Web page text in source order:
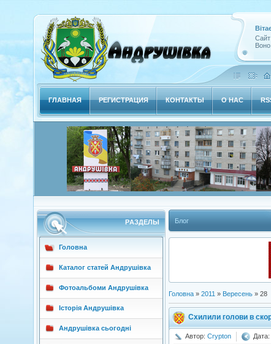
Сайт
Воно
ГЛАВНАЯ РЕГИСТРАЦИЯ КОНТАКТЫ О НАС
РAЗДЕЛЫ
Головна
Каталог статей Андрушівка
Фотоальбоми Андрушівка
Історія Андрушівка
Андрушівка сьогодні
Блог
Головна» 2011 » Вересень » 28
Схилили голови в
Автор: Crypton Дата: